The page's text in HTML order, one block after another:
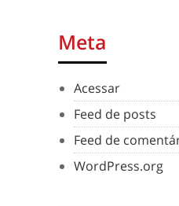
Meta
Acessar
Feed de posts
Feed de
WordPress.org